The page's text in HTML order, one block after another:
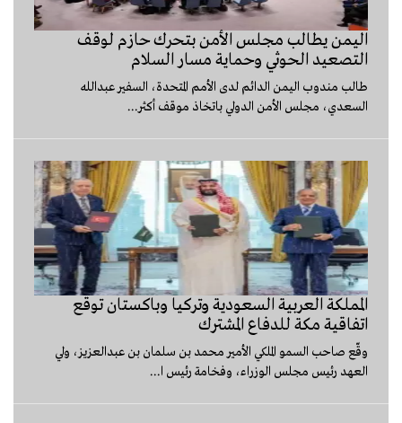
اليمن يطالب مجلس الأمن بتحرك حازم لوقف
التصعيد الحوثي وحماية مسار السلام
طالب مندوب اليمن الدائم لدى الأمم المتحدة، السفير عبدالله
السعدي، مجلس الأمن الدولي باتخاذ موقف أكثر...
المملكة العربية السعودية وتركيا وباكستان توقع
اتفاقية مكة للدفاع المشترك
وقّع صاحب السمو الملكي الأمير محمد بن سلمان بن عبدالعزيز، ولي
العهد رئيس مجلس الوزراء، وفخامة رئيس ا...